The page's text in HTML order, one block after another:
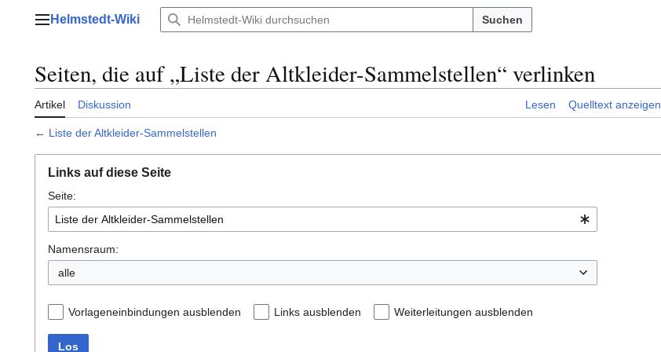
Hauptmenü
Helmstedt-Wiki Suchen
Seiten, die auf „Liste der Altkleider-Sammelstellen“ verlinken
Artikel Diskussion Lesen Quelltext anzeigen
← Liste der Altkleider-Sammelstellen
Links auf diese Seite
Seite:
Namensraum:
alle
Vorlageneinbindungen ausblenden Links ausblenden Weiterleitungen ausblenden
Los